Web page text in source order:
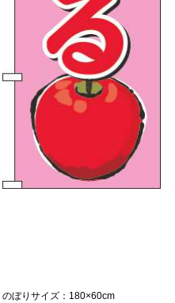
のぼりサイズ：180×60cm